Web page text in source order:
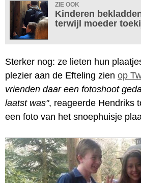
ZIE OOK
Kinderen
terwijl moeder
Sterker nog: ze lieten hun
plezier aan de Efteling zien op
vrienden daar een fotoshoot
laatst was", reageerde Hendriks
een foto van het snoephuisje